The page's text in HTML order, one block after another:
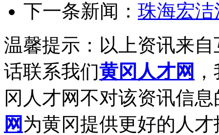
下一条新闻： 珠海宏
温馨提示：以上资讯来
话联系我们黄冈人才网
冈人才网不对该资讯信
网 为黄冈提供更好的人